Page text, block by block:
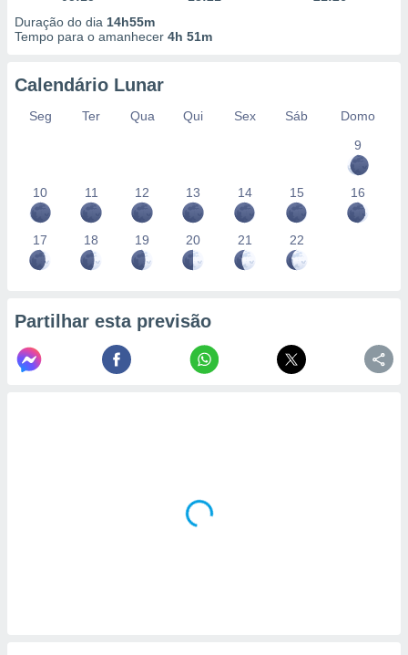
Duração do dia 14h55m
Tempo para o amanhecer 4h 51m
Calendário Lunar
Seg Ter Qua Qui Sex Sáb
Domo
9
10 11 12 13 14 15 16
17 18 19 20 21 22
Partilhar esta previsão